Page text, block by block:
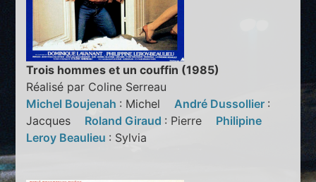
Trois hommes et un couffin (1985)
Réalisé par Coline Serreau
Michel Boujenah : MichelAndré Dussollier :
Jacques Roland Giraud : Pierre Philipine
Leroy Beaulieu : Sylvia